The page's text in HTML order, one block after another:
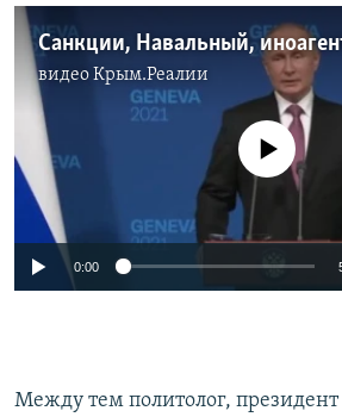
видеоКрым.Реалии
No media source
0:00
Между тем политолог, президент